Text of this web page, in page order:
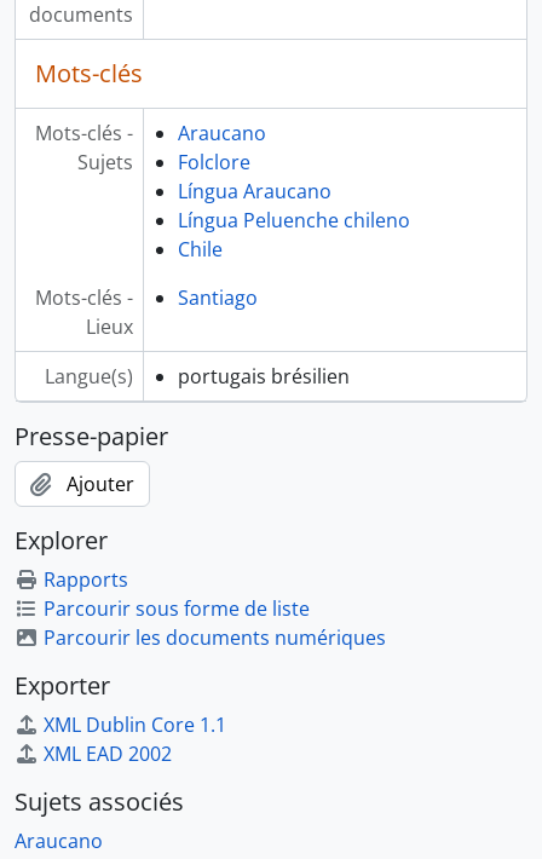
documents
Mots-clés
Mots-clés -
Sujets
Araucano
Folclore
Língua Araucano
Língua Peluenche chileno
Chile
Mots-clés -
Lieux
Santiago
Langue(s) portugais brésilien
Presse-papier
Ajouter
Explorer
Rapports
Parcourir sous forme de liste
Parcourir les documents numériques
Exporter
XML Dublin Core 1.1
XML EAD 2002
Sujets associés
Araucano